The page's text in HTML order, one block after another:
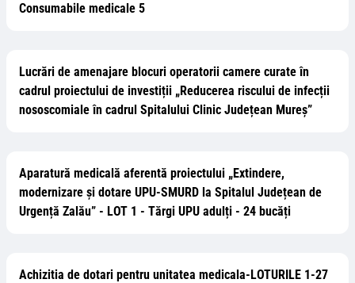
Consumabile medicale 5
Lucrări de amenajare blocuri operatorii camere curate în
cadrul proiectului de investiții „Reducerea riscului de infecții
nososcomiale în cadrul Spitalului Clinic Județean Mureș”
Aparatură medicală aferentă proiectului „Extindere,
modernizare și dotare UPU-SMURD la Spitalul Județean de
Urgență Zalău” - LOT 1 - Tărgi UPU adulți - 24 bucăți
Achizitia de dotari pentru unitatea medicala-LOTURILE 1-27